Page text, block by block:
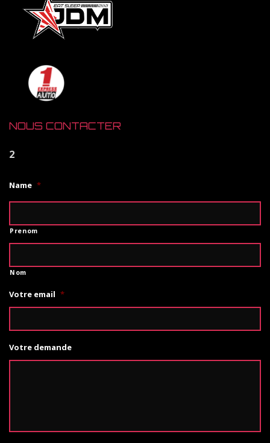
NOUS CONTACTER
2
Name *
Prenom
Nom
Votre email *
Votre demande